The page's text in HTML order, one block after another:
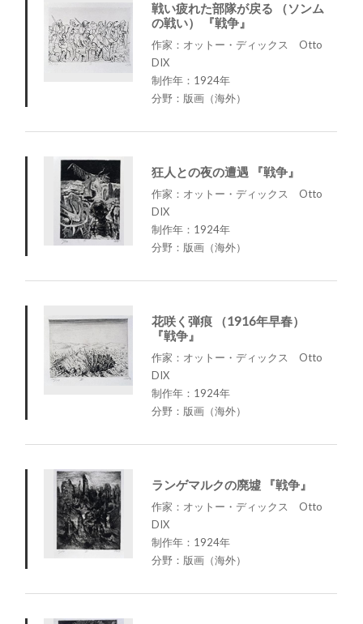
戦い疲れた部隊が戻る （ソンム
の戦い） 『戦争』
作家：オットー・ディックス Otto
DIX
制作年：1924年
分野：版画（海外）
狂人との夜の遭遇 『戦争』
作家：オットー・ディックス Otto
DIX
制作年：1924年
分野：版画（海外）
花咲く弾痕 （1916年早春）
『戦争』
作家：オットー・ディックス Otto
DIX
制作年：1924年
分野：版画（海外）
ランゲマルクの廃墟 『戦争』
作家：オットー・ディックス Otto
DIX
制作年：1924年
分野：版画（海外）